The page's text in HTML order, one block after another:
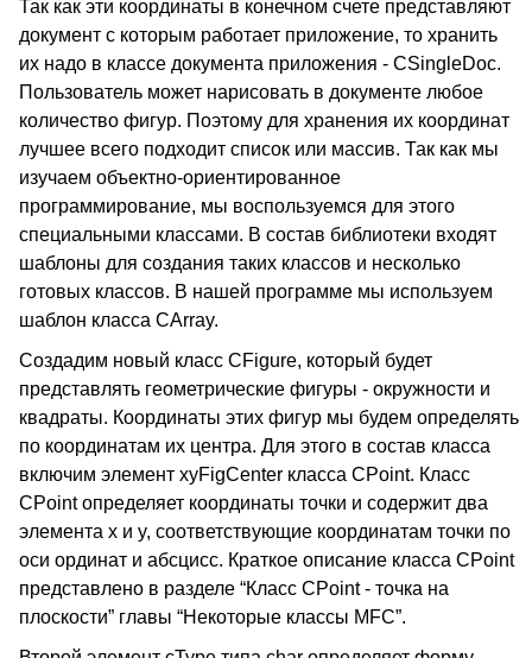
Так как эти координаты в конечном счете представляют
документ с которым работает приложение, то хранить
их надо в классе документа приложения - CSingleDoc.
Пользователь может нарисовать в документе любое
количество фигур. Поэтому для хранения их координат
лучшее всего подходит список или массив. Так как мы
изучаем объектно-ориентированное
программирование, мы воспользуемся для этого
специальными классами. В состав библиотеки входят
шаблоны для создания таких классов и несколько
готовых классов. В нашей программе мы используем
шаблон класса CArray.
Создадим новый класс CFigure, который будет
представлять геометрические фигуры - окружности и
квадраты. Координаты этих фигур мы будем определять
по координатам их центра. Для этого в состав класса
включим элемент xyFigCenter класса CPoint. Класс
CPoint определяет координаты точки и содержит два
элемента x и y, соответствующие координатам точки по
оси ординат и абсцисс. Краткое описание класса CPoint
представлено в разделе “Класс CPoint - точка на
плоскости” главы “Некоторые классы MFC”.